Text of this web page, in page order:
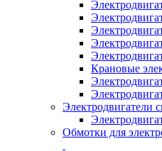
Крановые
Электродвигатели
Обмотки для